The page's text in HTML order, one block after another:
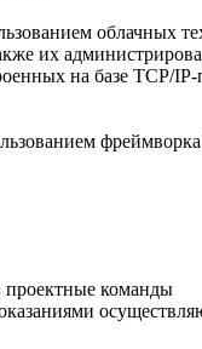
облачных
их
на базе TCP/IP-
фреймворка
проектные команды